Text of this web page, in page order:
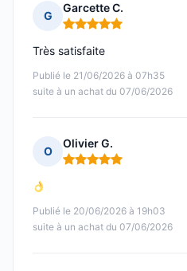
G
Garcette C.
Note : 5 sur 5
Publié le 21/06/2026 à 07h35
suite à un achat du 07/06/2026
Très satisfaite
O
Olivier G.
Note : 5 sur 5
Publié le 20/06/2026 à 19h03
suite à un achat du 07/06/2026